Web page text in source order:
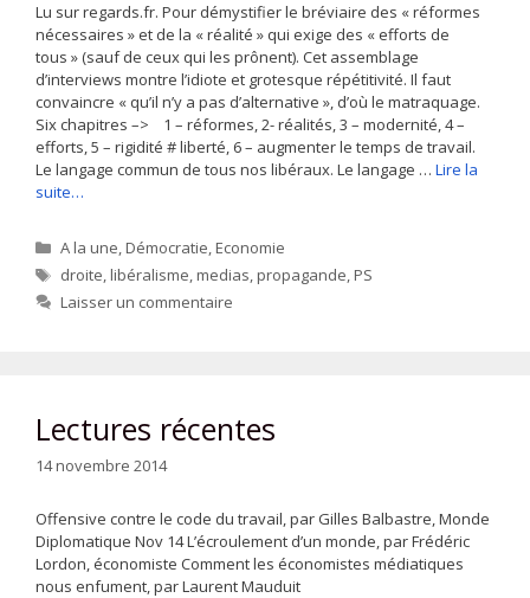
Lu sur regards.fr. Pour démystifier le bréviaire des « réformes
nécessaires » et de la « réalité » qui exige des « efforts de
tous » (sauf de ceux qui les prônent). Cet assemblage
d’interviews montre l’idiote et grotesque répétitivité. Il faut
convaincre « qu’il n’y a pas d’alternative », d’où le matraquage.
Six chapitres –> 1 – réformes, 2- réalités, 3 – modernité, 4 –
efforts, 5 – rigidité # liberté, 6 – augmenter le temps de travail.
Le langage commun de tous nos libéraux. Le langage … Lire la
suite…
Catégories
A la une,Démocratie,Economie
Étiquettes
droite,libéralisme,medias,propagande,PS
Laisser un commentaire
Lectures récentes
14 novembre 2014
Offensive contre le code du travail, par Gilles Balbastre, Monde
Diplomatique Nov 14 L’écroulement d’un monde, par Frédéric
Lordon, économiste Comment les économistes médiatiques
nous enfument, par Laurent Mauduit